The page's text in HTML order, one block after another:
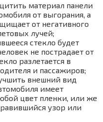
материал панели
от выгорания, а
от негативного
лучей;
стекло будет
не пострадает от
разлетается в
и пассажиров;
внешний вид
имеет
цвет пленки, или же
узор или